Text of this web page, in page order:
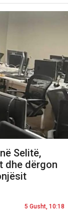
Selitë,
dhe dërgon
5 Gusht, 10:18